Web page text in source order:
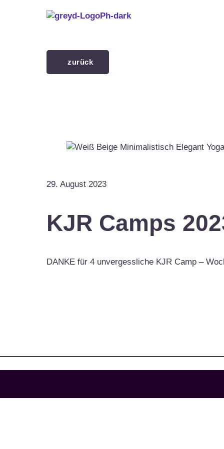
zurück
29. August 2023
KJR Camps
DANKE für 4 unvergessliche KJR Camp –